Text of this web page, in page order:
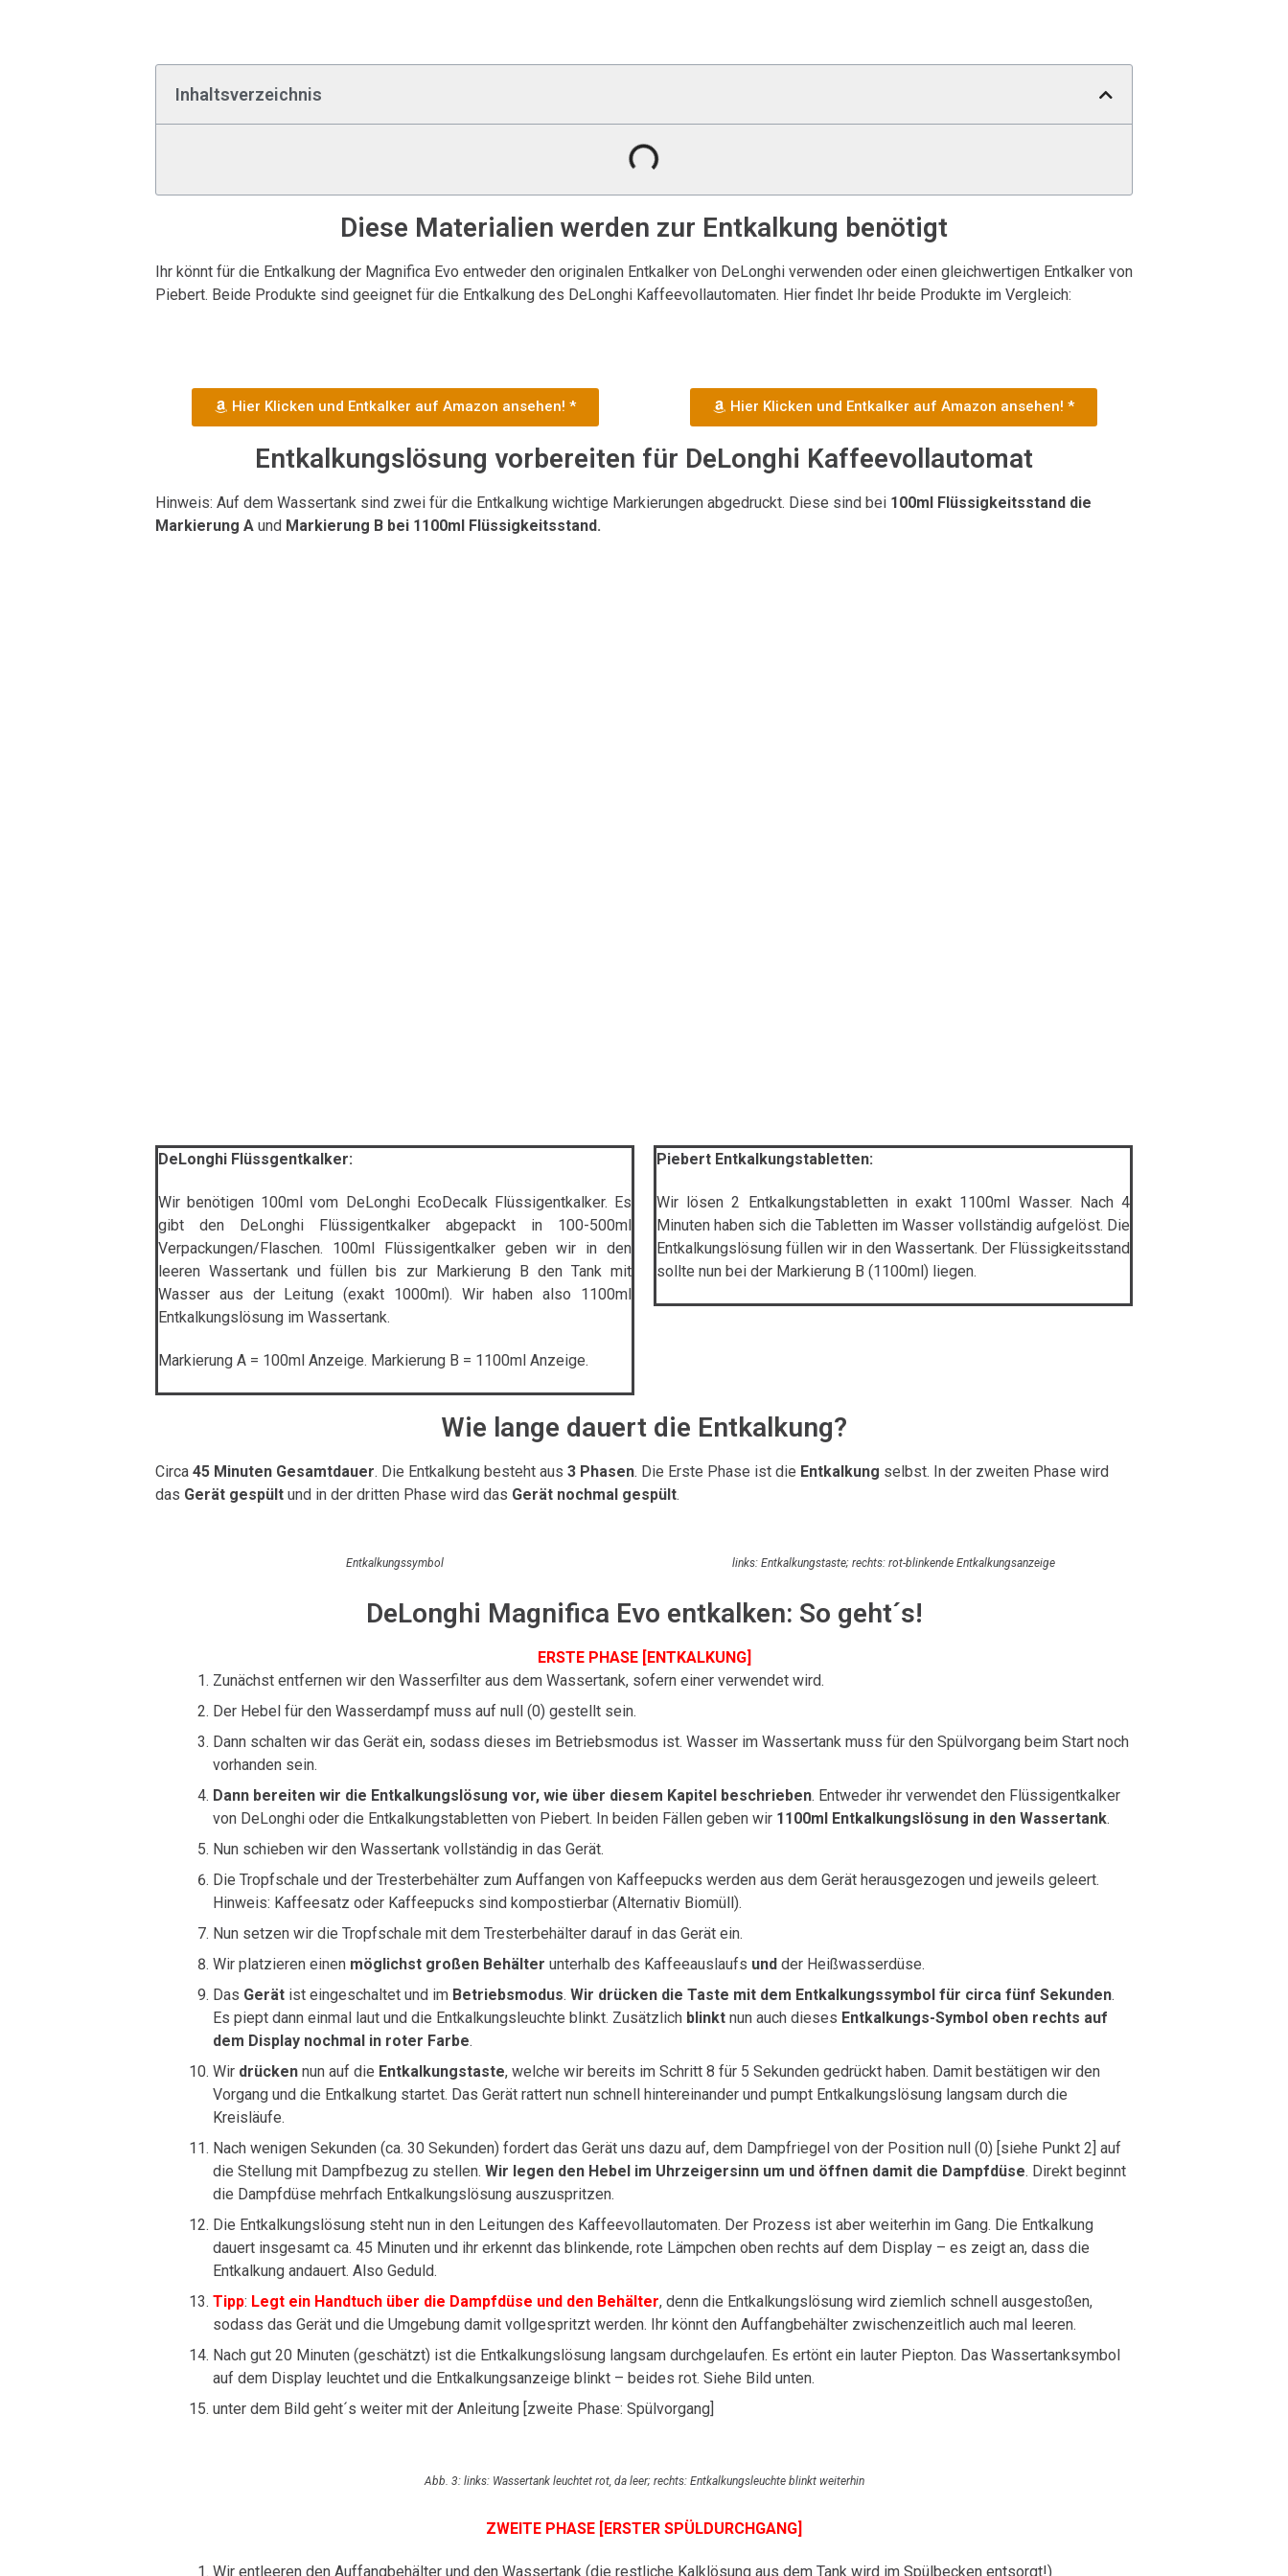
Inhaltsverzeichnis
Diese Materialien werden zur Entkalkung benötigt
Ihr könnt für die Entkalkung der Magnifica Evo entweder den originalen Entkalker von DeLonghi verwenden oder einen gleichwertigen Entkalker von
Piebert. Beide Produkte sind geeignet für die Entkalkung des DeLonghi Kaffeevollautomaten. Hier findet Ihr beide Produkte im Vergleich:
Hier Klicken und Entkalker auf Amazon ansehen! * Hier Klicken und Entkalker auf Amazon ansehen! *
Entkalkungslösung vorbereiten für DeLonghi Kaffeevollautomat
Hinweis: Auf dem Wassertank sind zwei für die Entkalkung wichtige Markierungen abgedruckt. Diese sind bei 100ml Flüssigkeitsstand die
Markierung A und Markierung B bei 1100ml Flüssigkeitsstand.
DeLonghi Flüssgentkalker:
Wir benötigen 100ml vom DeLonghi EcoDecalk Flüssigentkalker. Es
gibt den DeLonghi Flüssigentkalker abgepackt in 100-500ml
Verpackungen/Flaschen. 100ml Flüssigentkalker geben wir in den
leeren Wassertank und füllen bis zur Markierung B den Tank mit
Wasser aus der Leitung (exakt 1000ml). Wir haben also 1100ml
Entkalkungslösung im Wassertank.
Markierung A = 100ml Anzeige. Markierung B = 1100ml Anzeige.
Piebert Entkalkungstabletten:
Wir lösen 2 Entkalkungstabletten in exakt 1100ml Wasser. Nach 4
Minuten haben sich die Tabletten im Wasser vollständig aufgelöst. Die
Entkalkungslösung füllen wir in den Wassertank. Der Flüssigkeitsstand
sollte nun bei der Markierung B (1100ml) liegen.
Wie lange dauert die Entkalkung?
Circa 45 Minuten Gesamtdauer. Die Entkalkung besteht aus 3 Phasen. Die Erste Phase ist die Entkalkung selbst. In der zweiten Phase wird
das Gerät gespült und in der dritten Phase wird das Gerät nochmal gespült.
Entkalkungssymbol links: Entkalkungstaste; rechts: rot-blinkende Entkalkungsanzeige
DeLonghi Magnifica Evo entkalken: So geht´s!
ERSTE PHASE [ENTKALKUNG]
Zunächst entfernen wir den Wasserfilter aus dem Wassertank, sofern einer verwendet wird.
Der Hebel für den Wasserdampf muss auf null (0) gestellt sein.
Dann schalten wir das Gerät ein, sodass dieses im Betriebsmodus ist. Wasser im Wassertank muss für den Spülvorgang beim Start noch
vorhanden sein.
Dann bereiten wir die Entkalkungslösung vor, wie über diesem Kapitel beschrieben. Entweder ihr verwendet den Flüssigentkalker
von DeLonghi oder die Entkalkungstabletten von Piebert. In beiden Fällen geben wir 1100ml Entkalkungslösung in den Wassertank.
Nun schieben wir den Wassertank vollständig in das Gerät.
Die Tropfschale und der Tresterbehälter zum Auffangen von Kaffeepucks werden aus dem Gerät herausgezogen und jeweils geleert.
Hinweis: Kaffeesatz oder Kaffeepucks sind kompostierbar (Alternativ Biomüll).
Nun setzen wir die Tropfschale mit dem Tresterbehälter darauf in das Gerät ein.
Wir platzieren einen möglichst großen Behälter unterhalb des Kaffeeauslaufs und der Heißwasserdüse.
Das Gerät ist eingeschaltet und im Betriebsmodus. Wir drücken die Taste mit dem Entkalkungssymbol für circa fünf Sekunden.
Es piept dann einmal laut und die Entkalkungsleuchte blinkt. Zusätzlich blinkt nun auch dieses Entkalkungs-Symbol oben rechts auf
dem Display nochmal in roter Farbe.
Wir drücken nun auf die Entkalkungstaste, welche wir bereits im Schritt 8 für 5 Sekunden gedrückt haben. Damit bestätigen wir den
Vorgang und die Entkalkung startet. Das Gerät rattert nun schnell hintereinander und pumpt Entkalkungslösung langsam durch die
Kreisläufe.
Nach wenigen Sekunden (ca. 30 Sekunden) fordert das Gerät uns dazu auf, dem Dampfriegel von der Position null (0) [siehe Punkt 2] auf
die Stellung mit Dampfbezug zu stellen. Wir legen den Hebel im Uhrzeigersinn um und öffnen damit die Dampfdüse. Direkt beginnt
die Dampfdüse mehrfach Entkalkungslösung auszuspritzen.
Die Entkalkungslösung steht nun in den Leitungen des Kaffeevollautomaten. Der Prozess ist aber weiterhin im Gang. Die Entkalkung
dauert insgesamt ca. 45 Minuten und ihr erkennt das blinkende, rote Lämpchen oben rechts auf dem Display – es zeigt an, dass die
Entkalkung andauert. Also Geduld.
Tipp: Legt ein Handtuch über die Dampfdüse und den Behälter, denn die Entkalkungslösung wird ziemlich schnell ausgestoßen,
sodass das Gerät und die Umgebung damit vollgespritzt werden. Ihr könnt den Auffangbehälter zwischenzeitlich auch mal leeren.
Nach gut 20 Minuten (geschätzt) ist die Entkalkungslösung langsam durchgelaufen. Es ertönt ein lauter Piepton. Das Wassertanksymbol
auf dem Display leuchtet und die Entkalkungsanzeige blinkt – beides rot. Siehe Bild unten.
unter dem Bild geht´s weiter mit der Anleitung [zweite Phase: Spülvorgang]
Abb. 3: links: Wassertank leuchtet rot, da leer; rechts: Entkalkungsleuchte blinkt weiterhin
ZWEITE PHASE [ERSTER SPÜLDURCHGANG]
Wir entleeren den Auffangbehälter und den Wassertank (die restliche Kalklösung aus dem Tank wird im Spülbecken entsorgt!)